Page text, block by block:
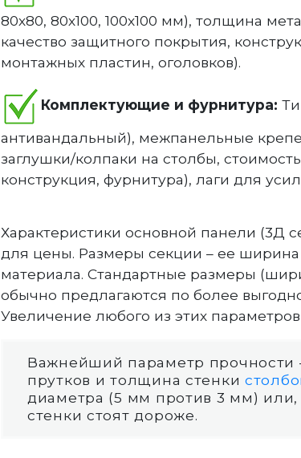
80х80, 80х100, 100х100 мм), толщина
качество защитного покрытия,
монтажных пластин, оголовков).
Комплектующие и фурнитура:
антивандальный), межпанельные
заглушки/колпаки на столбы,
конструкция, фурнитура), лаги для
Характеристики основной панели (3Д
для цены. Размеры секции – ее
материала. Стандартные размеры
обычно предлагаются по более
Увеличение любого из этих
Важнейший параметр прочности
прутков и толщина стенки
диаметра (5 мм против 3 мм)
стенки стоят дороже.